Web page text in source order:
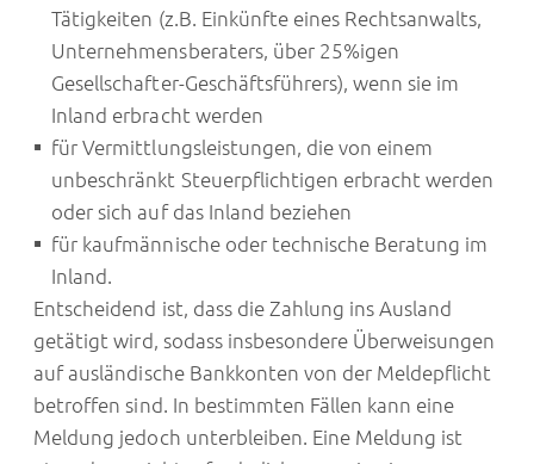
Tätigkeiten (z.B. Einkünfte eines Rechtsanwalts,
Unternehmensberaters, über 25%igen
Gesellschafter-Geschäftsführers), wenn sie im
Inland erbracht werden
für Vermittlungsleistungen, die von einem
unbeschränkt Steuerpflichtigen erbracht werden
oder sich auf das Inland beziehen
für kaufmännische oder technische Beratung im
Inland.
Entscheidend ist, dass die Zahlung ins Ausland
getätigt wird, sodass insbesondere Überweisungen
auf ausländische Bankkonten von der Meldepflicht
betroffen sind. In bestimmten Fällen kann eine
Meldung jedoch unterbleiben. Eine Meldung ist